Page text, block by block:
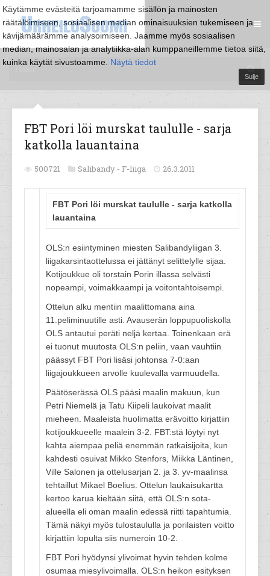
Käytämme evästeitä tarjoamamme sisällön ja mainosten
räätälöimiseen, sosiaalisen median ominaisuuksien tukemiseen ja
kävijämäärämme analysoimiseen. Jaamme myös sosiaalisen
median, mainosalan ja analytiikka-alan kumppaneillemme tietoa siitä,
kuinka käytät sivustoamme. Näytä tiedot
Sulje
FBT Pori löi murskat taululle - sarja
katkolla lauantaina
500721 Salibandy - F-liiga 26.3.2011
FBT Pori löi murskat taululle - sarja katkolla
lauantaina
OLS:n esiintyminen miesten Salibandyliigan 3.
liigakarsintaottelussa ei jättänyt selittelylle sijaa.
Kotijoukkue oli torstain Porin illassa selvästi
nopeampi, voimakkaampi ja voitontahtoisempi.
Ottelun alku mentiin maalittomana aina
11.peliminuutille asti. Avauserän loppupuoliskolla
OLS antautui peräti neljä kertaa. Toinenkaan erä
ei tuonut muutosta OLS:n peliin, vaan vauhtiin
päässyt FBT Pori lisäsi johtonsa 7-0:aan
liigajoukkueen arvolle kuulevalla varmuudella.
Päätöserässä OLS pääsi maalin makuun, kun
Petri Niemelä ja Tatu Kiipeli laukoivat maalit
mieheen. Maaleista huolimatta erävoitto kirjattiin
kotijoukkueelle maalein 3-2. FBT:stä löytyi nyt
kahta aiempaa peliä enemmän ratkaisijoita, kun
kahdesti osuivat Mikko Stenfors, Miikka Läntinen,
Ville Salonen ja ottelusarjan 2. ja 3. yv-maalinsa
tehtaillut Mikael Boelius. Ottelun laukaisukartta
kertoo karua kieltään siitä, että OLS:n sota-
alueella eli oman maalin edessä riitti tapahtumia.
Tämä näkyi myös tulostaululla ja porilaisten voitto
kirjattiin lopulta siis numeroin 10-2.
FBT Pori hyödynsi ylivoimat hyvin tehden kolme
osumaa miesylivoimalla. OLS:n heikon esityksen